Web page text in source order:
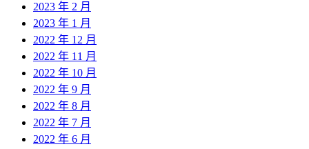
2023 年 2 月
2023 年 1 月
2022 年 12 月
2022 年 11 月
2022 年 10 月
2022 年 9 月
2022 年 8 月
2022 年 7 月
2022 年 6 月